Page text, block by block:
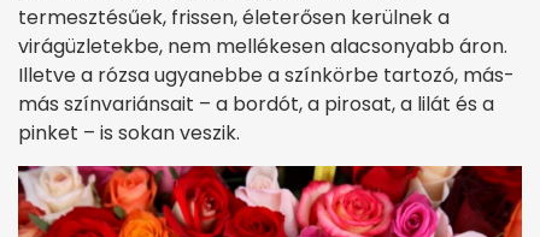
termesztésűek, frissen, életerősen kerülnek a
virágüzletekbe, nem mellékesen alacsonyabb áron.
Illetve a rózsa ugyanebbe a színkörbe tartozó, más-
más színvariánsait – a bordót, a pirosat, a lilát és a
pinket – is sokan veszik.